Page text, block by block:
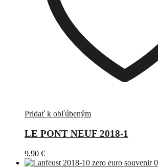
Pridať k obľúbeným
LE PONT NEUF 2018-1
9,90 €